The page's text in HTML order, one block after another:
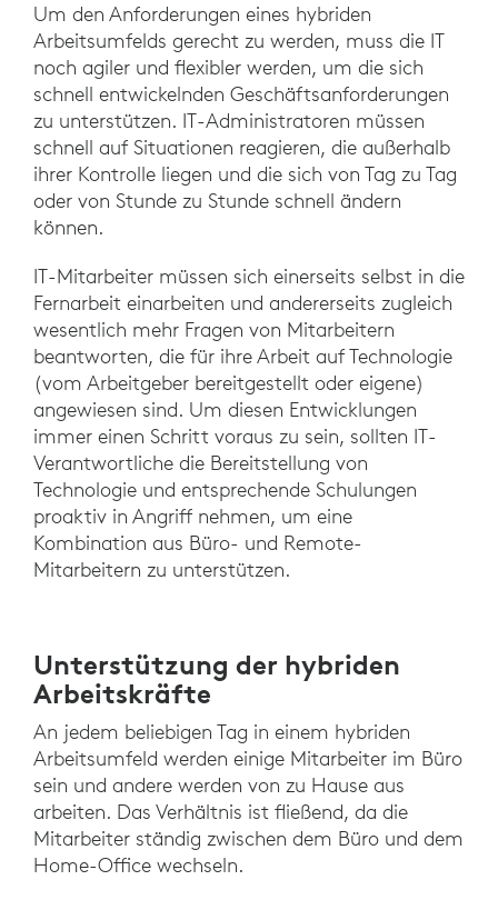
Um den Anforderungen eines hybriden
Arbeitsumfelds gerecht zu werden, muss die IT
noch agiler und flexibler werden, um die sich
schnell entwickelnden Geschäftsanforderungen
zu unterstützen. IT-Administratoren müssen
schnell auf Situationen reagieren, die außerhalb
ihrer Kontrolle liegen und die sich von Tag zu Tag
oder von Stunde zu Stunde schnell ändern
können.
IT-Mitarbeiter müssen sich einerseits selbst in die
Fernarbeit einarbeiten und andererseits zugleich
wesentlich mehr Fragen von Mitarbeitern
beantworten, die für ihre Arbeit auf Technologie
(vom Arbeitgeber bereitgestellt oder eigene)
angewiesen sind. Um diesen Entwicklungen
immer einen Schritt voraus zu sein, sollten IT-
Verantwortliche die Bereitstellung von
Technologie und entsprechende Schulungen
proaktiv in Angriff nehmen, um eine
Kombination aus Büro- und Remote-
Mitarbeitern zu unterstützen.
Unterstützung der hybriden
Arbeitskräfte
An jedem beliebigen Tag in einem hybriden
Arbeitsumfeld werden einige Mitarbeiter im Büro
sein und andere werden von zu Hause aus
arbeiten. Das Verhältnis ist fließend, da die
Mitarbeiter ständig zwischen dem Büro und dem
Home-Office wechseln.